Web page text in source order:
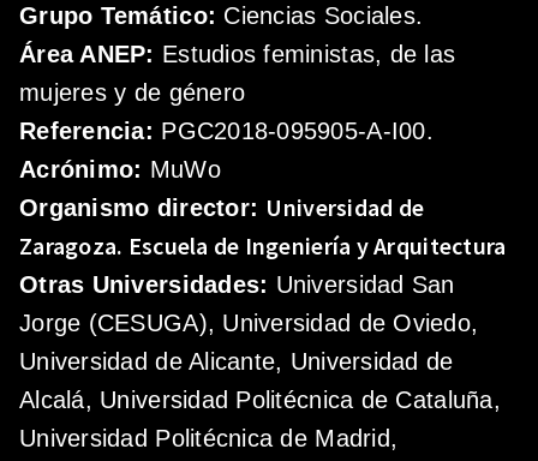
Grupo Temático: Ciencias Sociales.
Área ANEP: Estudios feministas, de las
mujeres y de género
Referencia: PGC2018-095905-A-I00.
Acrónimo: MuWo
Organismo director: Universidad de
Zaragoza. Escuela de Ingeniería y Arquitectura
Otras Universidades: Universidad San
Jorge (CESUGA), Universidad de Oviedo,
Universidad de Alicante, Universidad de
Alcalá, Universidad Politécnica de Cataluña,
Universidad Politécnica de Madrid,